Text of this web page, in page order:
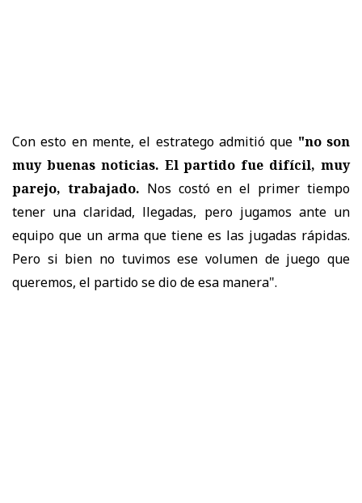
Con esto en mente, el estratego admitió que "no son
muy buenas noticias. El partido fue difícil, muy
parejo, trabajado. Nos costó en el primer tiempo
tener una claridad, llegadas, pero jugamos ante un
equipo que un arma que tiene es las jugadas rápidas.
Pero si bien no tuvimos ese volumen de juego que
queremos, el partido se dio de esa manera".